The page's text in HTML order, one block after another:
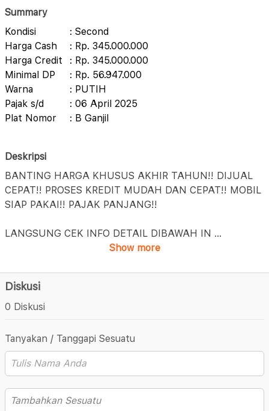
Summary
Kondisi
: Second
Harga Cash
: Rp. 345.000.000
Harga Credit
: Rp. 345.000.000
Minimal DP
: Rp. 56.947.000
Warna
: PUTIH
Pajak s/d
: 06 April 2025
Plat Nomor
: B Ganjil
Deskripsi
BANTING HARGA KHUSUS AKHIR TAHUN!! DIJUAL
CEPAT!! PROSES KREDIT MUDAH DAN CEPAT!! MOBIL
SIAP PAKAI!! PAJAK PANJANG!!
LANGSUNG CEK INFO DETAIL DIBAWAH IN ...
Show more
Diskusi
0 Diskusi
Tanyakan / Tanggapi Sesuatu